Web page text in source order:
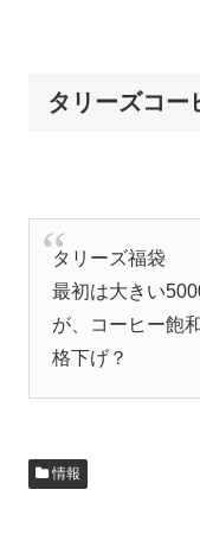
タリーズコー
タリーズ福袋
最初は大きい
が、コーヒー飽
格下げ？
情報